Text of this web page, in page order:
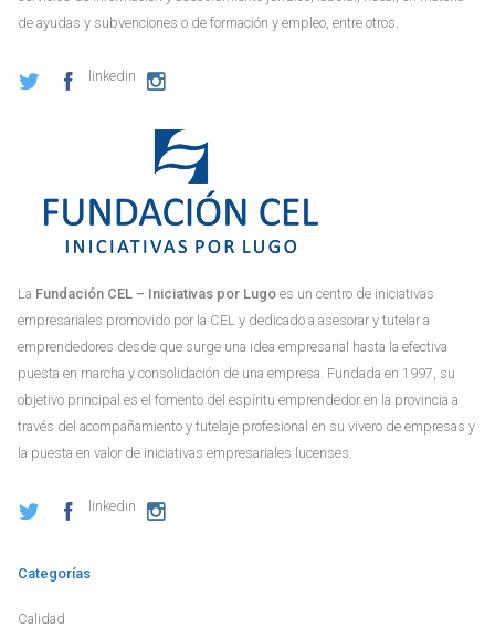
de ayudas y subvenciones o de formación y empleo, entre otros.
linkedin
La Fundación CEL – Iniciativas por Lugo es un centro de iniciativas
empresariales promovido por la CEL y dedicado a asesorar y tutelar a
emprendedores desde que surge una idea empresarial hasta la efectiva
puesta en marcha y consolidación de una empresa. Fundada en 1997, su
objetivo principal es el fomento del espíritu emprendedor en la provincia a
través del acompañamiento y tutelaje profesional en su vivero de empresas y
la puesta en valor de iniciativas empresariales lucenses.
linkedin
Categorías
Calidad